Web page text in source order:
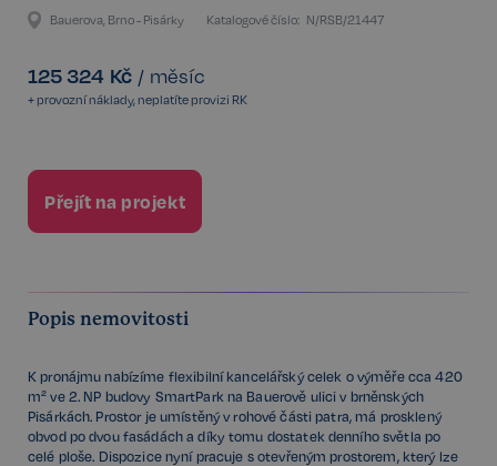
Bauerova, Brno - Pisárky Katalogové číslo: N/RSB/21447
125 324 Kč / měsíc
+ provozní náklady, neplatíte provizi RK
Přejít na projekt
Popis nemovitosti
K pronájmu nabízíme flexibilní kancelářský celek o výměře cca 420
m² ve 2. NP budovy SmartPark na Bauerově ulici v brněnských
Pisárkách. Prostor je umístěný v rohové části patra, má prosklený
obvod po dvou fasádách a díky tomu dostatek denního světla po
celé ploše. Dispozice nyní pracuje s otevřeným prostorem, který lze